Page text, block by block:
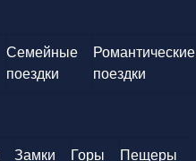
Семейные
поездки
Романтические
поездки
Замки Горы Пещеры